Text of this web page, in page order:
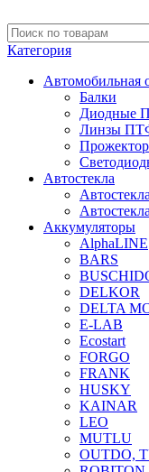
Категория
Автомобильная
Балки
Диодные
Линзы
Автостекла
Аккумуляторы
AlphaLINE
BARS
DELKOR
DELTA
E-LAB
Ecostart
FORGO
FRANK
HUSKY
KAINAR
LEO
MUTLU
OUTDO,